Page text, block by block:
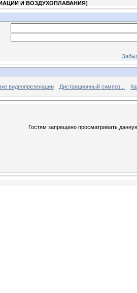
И ВОЗДУХОПЛАВАНИЯ]
видеопрезенации Дистанционный симпоз...
Гостям запрещено просматривать